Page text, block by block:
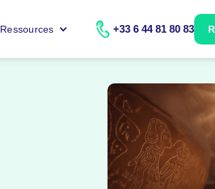
Ressources +33 6 44 81 80 83